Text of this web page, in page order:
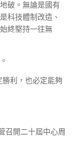
破。無論是國有
科技體制改造、
終堅持一往無
利，也必定能夠
召開二十屆中心周